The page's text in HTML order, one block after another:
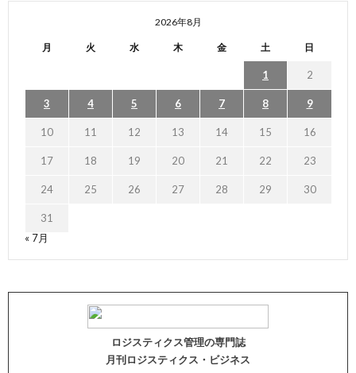
2026年8月
月 火 水 木 金 土 日
1 2
3 4 5 6 7 8 9
10 11 12 13 14 15 16
17 18 19 20 21 22 23
24 25 26 27 28 29 30
31
« 7月
ロジスティクス管理の専門誌
月刊ロジスティクス・ビジネス